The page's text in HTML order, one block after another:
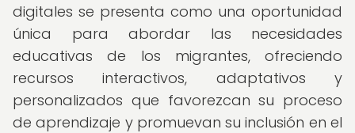
digitales se presenta como una oportunidad
única para abordar las necesidades
educativas de los migrantes, ofreciendo
recursos interactivos, adaptativos y
personalizados que favorezcan su proceso
de aprendizaje y promuevan su inclusión en el